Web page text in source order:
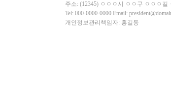
주소: (12345) ㅇㅇㅇ시 ㅇㅇ구 ㅇㅇㅇ길
Tel: 000-0000-0000 Email:
개인정보관리책임자: 홍길동